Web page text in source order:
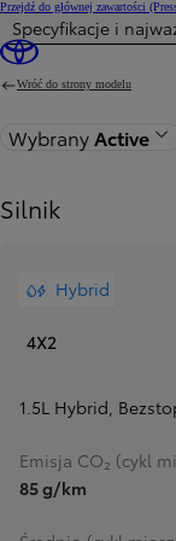
Przejdź do głównej zawartości
Specyfikacje i
Wróć do strony modelu
Wybrany Active
Silnik
Hybrid
4X2
1.5L Hybrid,
Emisja CO₂ (cykl
85 g/km